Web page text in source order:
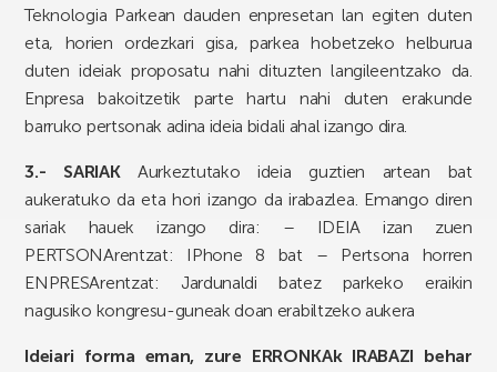
Teknologia Parkean dauden enpresetan lan egiten duten
eta, horien ordezkari gisa, parkea hobetzeko helburua
duten ideiak proposatu nahi dituzten langileentzako da.
Enpresa bakoitzetik parte hartu nahi duten erakunde
barruko pertsonak adina ideia bidali ahal izango dira.
3.- SARIAKAurkeztutako ideia guztien artean bat
aukeratuko da eta hori izango da irabazlea. Emango diren
sariak hauek izango dira: – IDEIA izan zuen
PERTSONArentzat: IPhone 8 bat – Pertsona horren
ENPRESArentzat: Jardunaldi batez parkeko eraikin
nagusiko kongresu-guneak doan erabiltzeko aukera
Ideiari forma eman, zure ERRONKAk IRABAZI behar